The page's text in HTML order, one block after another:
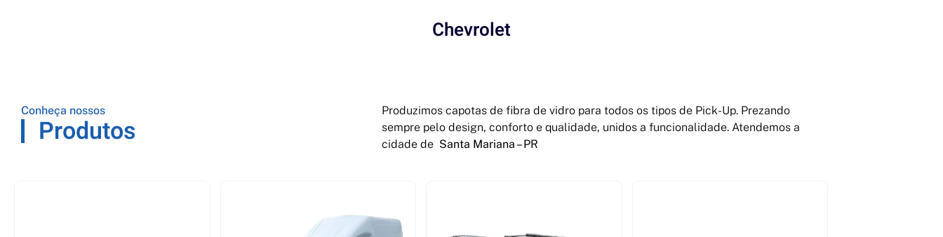
Chevrolet
Conheça nossos
Produtos
Produzimos capotas de fibra de vidro para todos os tipos de Pick-Up. Prezando
sempre pelo design, conforto e qualidade, unidos a funcionalidade. Atendemos a
cidade de Santa Mariana – PR